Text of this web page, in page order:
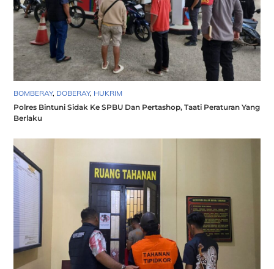
BOMBERAY, DOBERAY, HUKRIM
Polres Bintuni Sidak Ke SPBU Dan Pertashop, Taati Peraturan Yang
Berlaku